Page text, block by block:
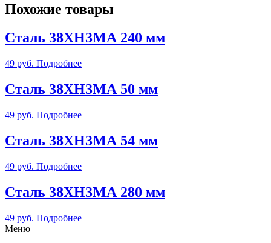
Похожие товары
Сталь 38ХН3МА 240 мм
49 руб. Подробнее
Сталь 38ХН3МА 50 мм
49 руб. Подробнее
Сталь 38ХН3МА 54 мм
49 руб. Подробнее
Сталь 38ХН3МА 280 мм
49 руб. Подробнее
Меню